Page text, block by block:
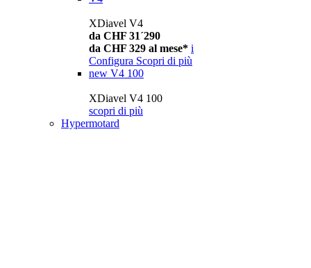
XDiavel V4
da CHF 31´290
da CHF 329 al mese* i
Configura Scopri di più
new V4 100
XDiavel V4 100
scopri di più
Hypermotard